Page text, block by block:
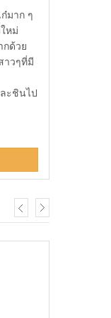
มาก ๆ
หม่
ด้วย
าวๆที่มี
ะชินไป